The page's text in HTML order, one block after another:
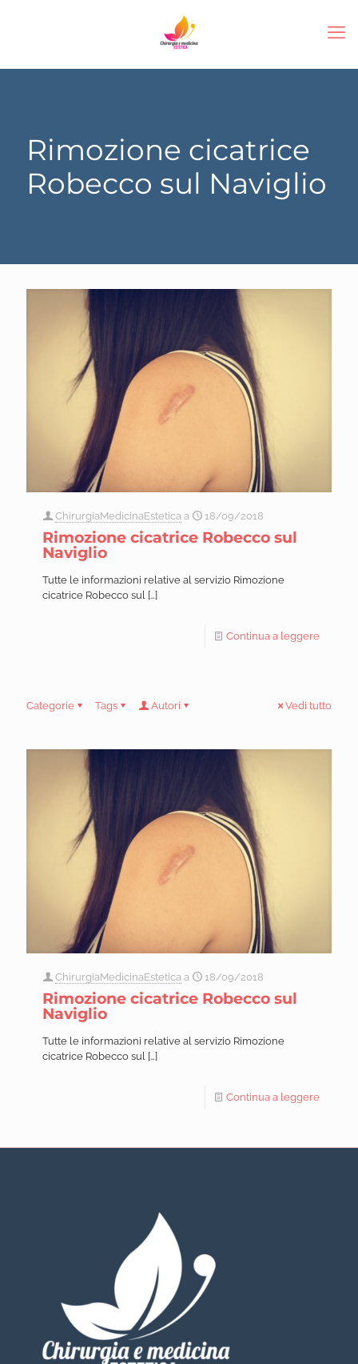
Rimozione cicatrice
Robecco sul Naviglio
ChirurgiaMedicinaEstetica a 18/09/2018
Rimozione cicatrice Robecco sul
Naviglio
Tutte le informazioni relative al servizio Rimozione
cicatrice Robecco sul […]
Continua a leggere
Categorie Tags Autori Vedi tutto
ChirurgiaMedicinaEstetica a 18/09/2018
Rimozione cicatrice Robecco sul
Naviglio
Tutte le informazioni relative al servizio Rimozione
cicatrice Robecco sul
[…]
Continua a leggere